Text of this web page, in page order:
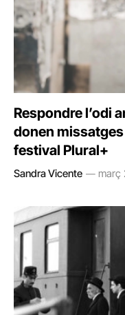
Respondre l’odi
donen
festival Plural+
Sandra Vicente març